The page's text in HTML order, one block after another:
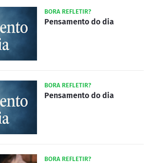
BORA REFLETIR?
Pensamento do dia
BORA REFLETIR?
Pensamento do dia
BORA REFLETIR?